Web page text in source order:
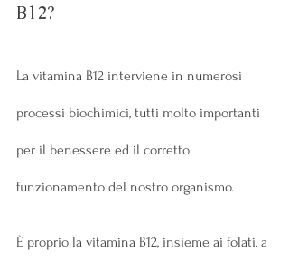
B12?
La vitamina B12 interviene in numerosi
processi biochimici, tutti molto importanti
per il benessere ed il corretto
funzionamento del nostro organismo.
È proprio la vitamina B12, insieme ai folati, a